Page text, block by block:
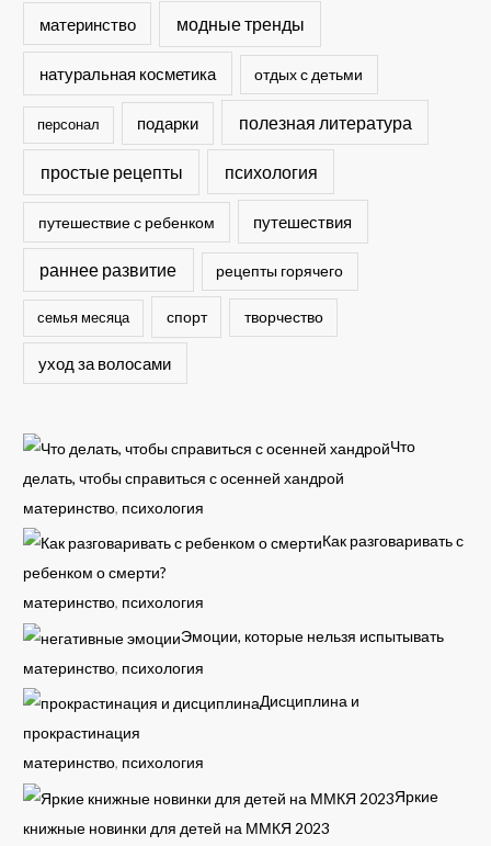
материнство модные тренды
натуральная косметика отдых с детьми
персонал подарки полезная литература
простые рецепты психология
путешествие с ребенком путешествия
раннее развитие рецепты горячего
семья месяца спорт творчество
уход за волосами
Что
делать, чтобы справиться с осенней хандрой
материнство, психология
Как разговаривать с
ребенком о смерти?
материнство, психология
Эмоции, которые нельзя испытывать
материнство, психология
Дисциплина и
прокрастинация
материнство, психология
Яркие
книжные новинки для детей на ММКЯ 2023